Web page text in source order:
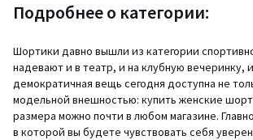
Подробнее о категории:
Шортики давно вышли из категории
надевают и в театр, и на клубную вечеринку,
демократичная вещь сегодня доступна не
модельной внешностью: купить женские
размера можно почти в любом магазине.
в которой вы будете чувствовать себя